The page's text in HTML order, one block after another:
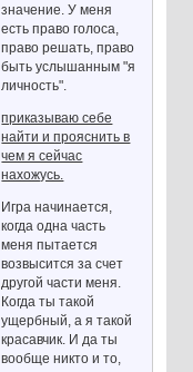
значение. У меня
есть право голоса,
право решать, право
быть услышанным "я
личность".
приказываю себе
найти и прояснить в
чем я сейчас
нахожусь.
Игра начинается,
когда одна часть
меня пытается
возвысится за счет
другой части меня.
Когда ты такой
ущербный, а я такой
красавчик. И да ты
вообще никто и то,